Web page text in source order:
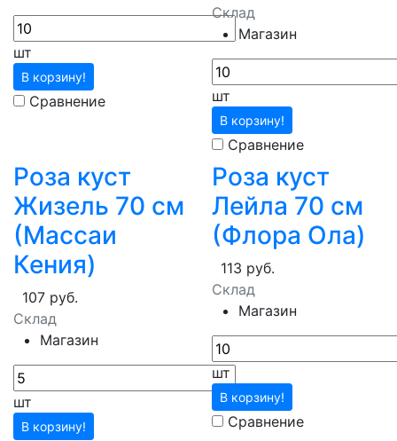
шт
В корзину!
Сравнение
Склад
Магазин
шт
В корзину!
Сравнение
Роза куст
Жизель 70 см
(Массаи
Кения)
107 руб.
Склад
Магазин
шт
В корзину!
Роза куст
Лейла 70 см
(Флора Ола)
113 руб.
Склад
Магазин
шт
В корзину!
Сравнение